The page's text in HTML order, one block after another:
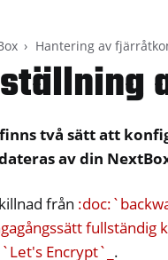
of Nitrokeys
of NitroPad, NitroPC
of NitroPhone,
of NextBox
Hantering av
två sätt att
av din
från
fullständig
Encrypt`_ .